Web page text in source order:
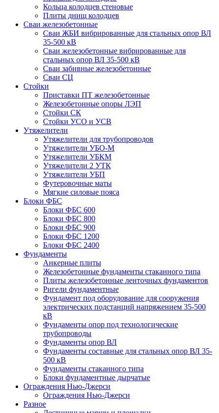
Кольца колодцев стеновые
Плиты днищ колодцев
Сваи железобетонные
Сваи ЖБИ вибрированные для стальных опор ВЛ
35-500 кВ
Сваи железобетонные вибрированные для
стальных опор ВЛ 35-500 кВ
Сваи забивные железобетонные
Сваи СЦ
Стойки
Приставки ПТ железобетонные
Железобетонные опоры ЛЭП
Стойки СК
Стойки УСО и УСВ
Утяжелители
Утяжелители для трубопроводов
Утяжелители УБО-М
Утяжелители УБКМ
Утяжелители 2 УТК
Утяжелители УБП
Футеровочные маты
Мягкие силовые пояса
Блоки ФБС
Блоки ФБС 600
Блоки ФБС 800
Блоки ФБС 900
Блоки ФБС 1200
Блоки ФБС 2400
Фундаменты
Анкерные плиты
Железобетонные фундаменты стаканного типа
Плиты железобетонные ленточных фундаментов
Ригели фундаментные
Фундамент под оборудование для сооружения
электрических подстанций напряжением 35-500
кВ
Фундаменты опор под технологические
трубопроводы
Фундаменты опор ВЛ
Фундаменты составные для стальных опор ВЛ 35-
500 кВ
Фундаменты стаканного типа
Блоки фундаментные дырчатые
Ограждения Нью-Джерси
Ограждения Нью-Джерси
Разное